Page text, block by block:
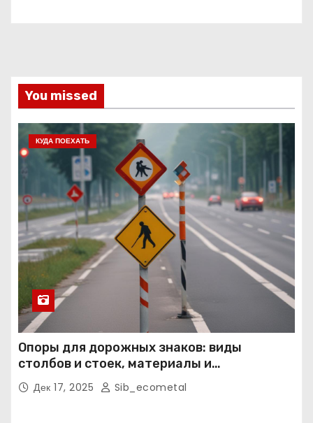
You missed
КУДА ПОЕХАТЬ
Опоры для дорожных знаков: виды
столбов и стоек, материалы и
нормативные требования
Дек 17, 2025 Sib_ecometal